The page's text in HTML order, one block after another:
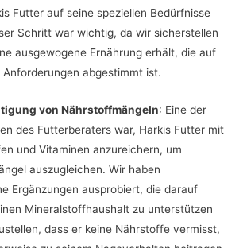
Futter auf seine speziellen Bedürfnisse
Schritt war wichtig, da wir sicherstellen
ausgewogene Ernährung erhält, die auf
Anforderungen abgestimmt ist.
von Nährstoffmängeln: Eine der
des Futterberaters war, Harkis Futter mit
und Vitaminen anzureichern, um
auszugleichen. Wir haben
Ergänzungen ausprobiert, die darauf
Mineralstoffhaushalt zu unterstützen
dass er keine Nährstoffe vermisst,